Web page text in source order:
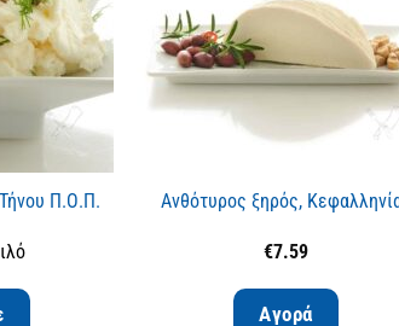
Π.Ο.Π. Ανθότυρος ξηρός,
€7.59
Αγορά